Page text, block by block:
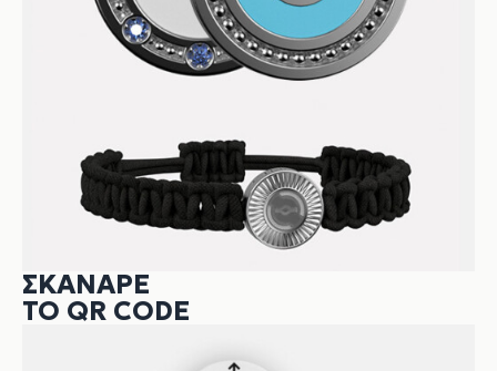
ΣΚΆΝΑΡΕ
ΤΟ QR CODE